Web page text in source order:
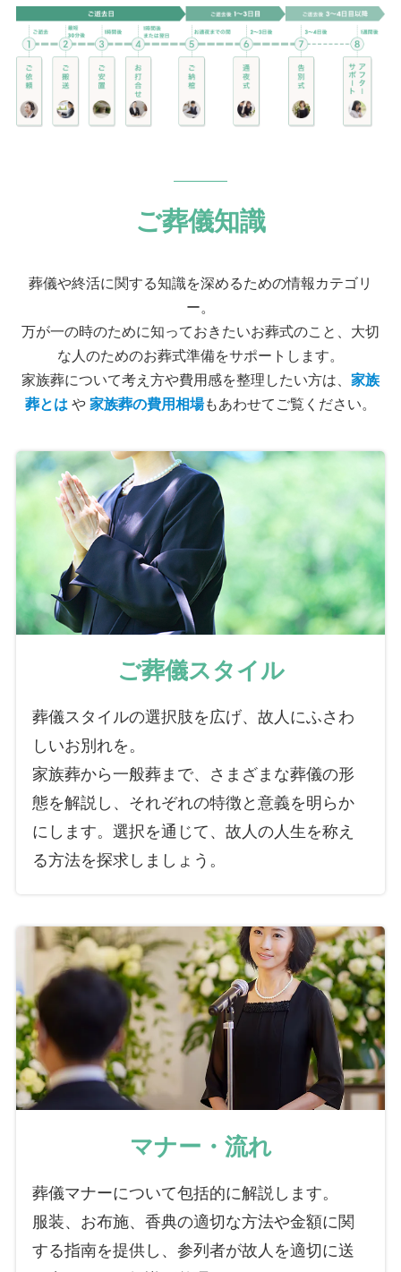
ご葬儀知識
葬儀や終活に関する知識を深めるための情報カテゴリ
ー。
万が一の時のために知っておきたいお葬式のこと、大切
な人のためのお葬式準備をサポートします。
家族葬について考え方や費用感を整理したい方は、 家族
葬とは や家族葬の費用相場もあわせてご覧ください。
ご葬儀スタイル
葬儀スタイルの選択肢を広げ、故人にふさわ
しいお別れを。
家族葬から一般葬まで、さまざまな葬儀の形
態を解説し、それぞれの特徴と意義を明らか
にします。選択を通じて、故人の人生を称え
る方法を探求しましょう。
マナー・流れ
葬儀マナーについて包括的に解説します。
服装、お布施、香典の適切な方法や金額に関
する指南を提供し、参列者が故人を適切に送